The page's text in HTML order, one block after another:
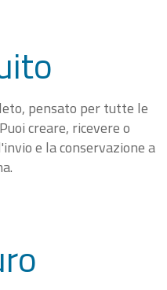
pensato per tutte le
creare, ricevere o
e la conservazione a